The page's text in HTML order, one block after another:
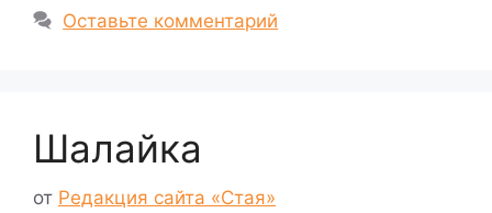
Оставьте комментарий
Шалайка
от Редакция сайта «Стая»